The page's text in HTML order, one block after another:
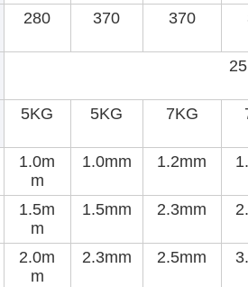
280 370 370
5KG 5KG 7KG
1.0m
m
1.0mm 1.2mm
1.5m
m
1.5mm 2.3mm
2.0m
m
2.3mm 2.5mm